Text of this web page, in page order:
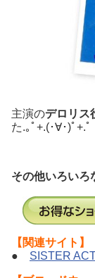
主演のデロリス
た.｡ﾟ+.(･∀･)ﾟ+.ﾟ
その他いろいろ
【関連サイト】
● SISTER